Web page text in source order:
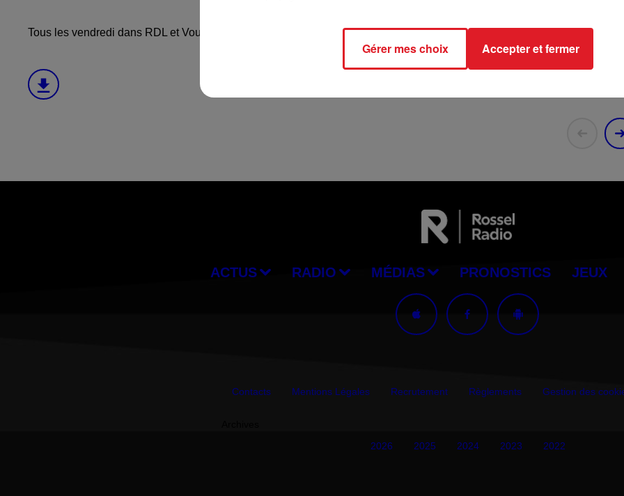
Tous les vendredi dans RDL et Vous, retrouvez les trucs et astuces de Mamie Myriam
ACTUS RADIO MÉDIAS PRONOSTICS JEUX
Contacts Mentions Légales Recrutement Règlements Gestion des
2026
2025 2024 2023 2022
Gérer mes choix Accepter et fermer